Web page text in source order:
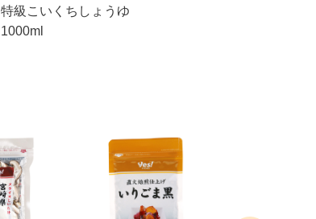
特級こいくちしょうゆ
1000ml